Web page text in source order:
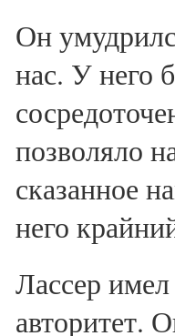
Он
нас. У него
позволяло
сказанное
него
Лассер
авторитет.